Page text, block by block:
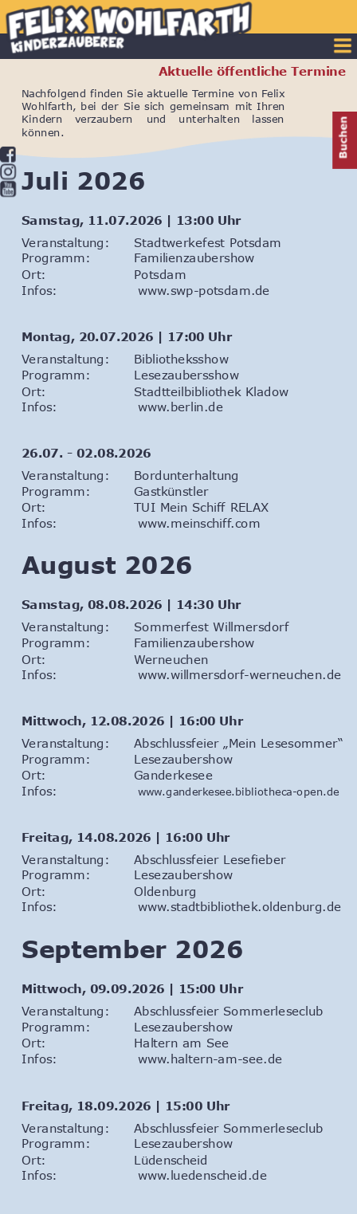
Nachfolgend finden Sie aktuelle Termine von Felix
Wohlfarth, bei der Sie sich gemeinsam mit Ihren
Kindern verzaubern und unterhalten lassen
können.
Aktuelle öffentliche Termine
Juli 2026
Samstag, 11.07.2026 | 13:00 Uhr
Veranstaltung:
Stadtwerkefest Potsdam
Programm: Familienzaubershow
Ort:
Potsdam
Infos: www.swp-potsdam.de
Montag, 20.07.2026 | 17:00 Uhr
Veranstaltung:
Bibliotheksshow
Programm: Lesezaubersshow
Ort: Stadtteilbibliothek Kladow
Infos: www.berlin.de
26.07. - 02.08.2026
Veranstaltung:
Bordunterhaltung
Programm:
Gastkünstler
Ort: TUI Mein Schiff RELAX
Infos: www.meinschiff.com
August 2026
Samstag, 08.08.2026 | 14:30 Uhr
Veranstaltung: Sommerfest Willmersdorf
Programm:
Familienzaubershow
Ort:
Werneuchen
Infos: www.willmersdorf-werneuchen.de
Mittwoch, 12.08.2026 | 16:00 Uhr
Veranstaltung:
Abschlussfeier „Mein Lesesommer“
Programm:
Lesezaubershow
Ort: Ganderkesee
Infos: www.ganderkesee.bibliotheca-open.de
Freitag, 14.08.2026 | 16:00 Uhr
Veranstaltung:
Abschlussfeier Lesefieber
Programm:
Lesezaubershow
Ort: Oldenburg
Infos: www.stadtbibliothek.oldenburg.de
September 2026
Mittwoch, 09.09.2026 | 15:00 Uhr
Veranstaltung:
Abschlussfeier Sommerleseclub
Programm:
Lesezaubershow
Ort:
Haltern am See
Infos: www.haltern-am-see.de
Freitag, 18.09.2026 | 15:00 Uhr
Veranstaltung:
Abschlussfeier Sommerleseclub
Programm:
Lesezaubershow
Ort:
Lüdenscheid
Infos: www.luedenscheid.de